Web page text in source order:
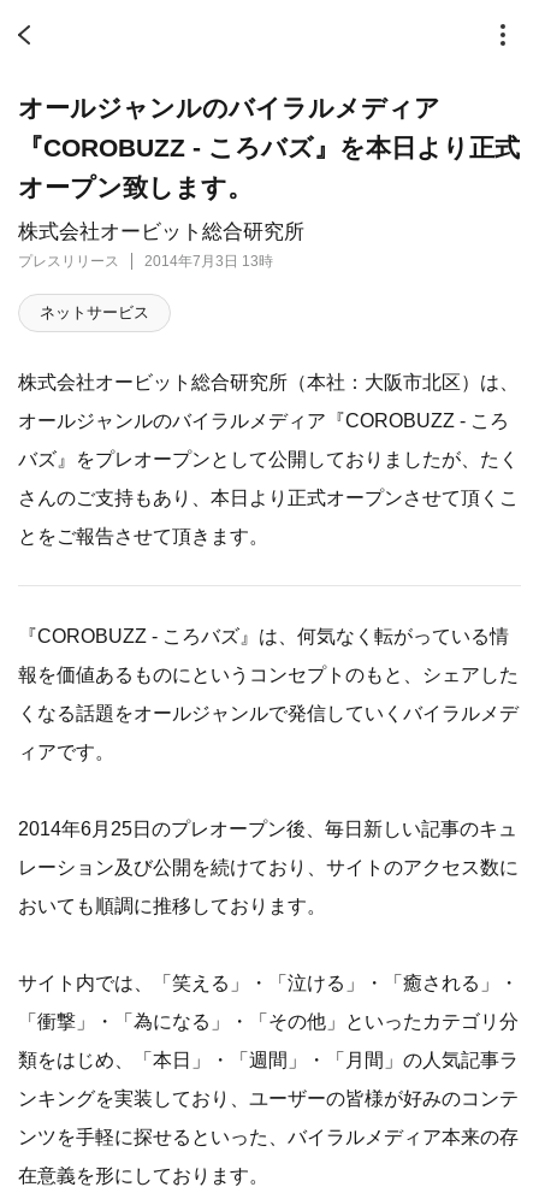
株式会社オービット総合研究所
プレスリリース 2014年7月3日 13時
オールジャンルのバイラルメディア
『COROBUZZ - ころバズ』を本日より正式
オープン致します。
ネットサービス
株式会社オービット総合研究所（本社：大阪市北区）は、
オールジャンルのバイラルメディア『COROBUZZ - ころ
バズ』をプレオープンとして公開しておりましたが、たく
さんのご支持もあり、本日より正式オープンさせて頂くこ
とをご報告させて頂きます。
『COROBUZZ - ころバズ』は、何気なく転がっている情
報を価値あるものにというコンセプトのもと、シェアした
くなる話題をオールジャンルで発信していくバイラルメデ
ィアです。
2014年6月25日のプレオープン後、毎日新しい記事のキュ
レーション及び公開を続けており、サイトのアクセス数に
おいても順調に推移しております。
サイト内では、「笑える」・「泣ける」・「癒される」・
「衝撃」・「為になる」・「その他」といったカテゴリ分
類をはじめ、「本日」・「週間」・「月間」の人気記事ラ
ンキングを実装しており、ユーザーの皆様が好みのコンテ
ンツを手軽に探せるといった、バイラルメディア本来の存
在意義を形にしております。